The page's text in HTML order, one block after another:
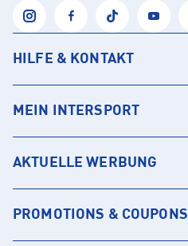
HILFE & KONTAKT
MEIN INTERSPORT
AKTUELLE WERBUNG
PROMOTIONS & COUPONS